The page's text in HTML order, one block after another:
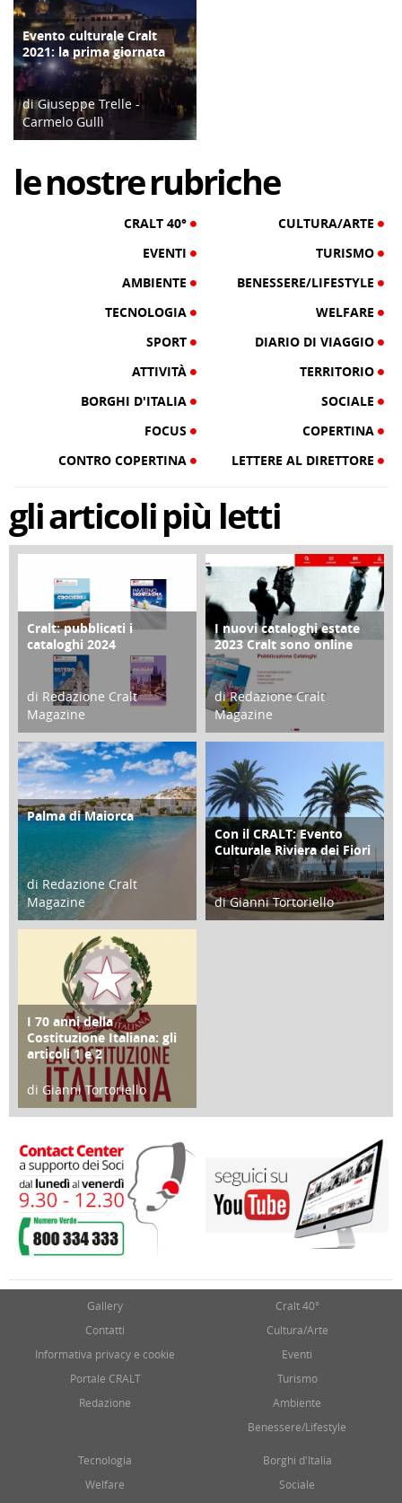
COPERTINA
Evento culturale Cralt
2021: la prima giornata
di Giuseppe Trelle -
Carmelo Gullì
lenostrerubriche
CRALT 40°
CULTURA/ARTE
EVENTI
TURISMO
AMBIENTE
BENESSERE/LIFESTYLE
TECNOLOGIA
WELFARE
SPORT
DIARIO DI VIAGGIO
ATTIVITÀ
TERRITORIO
BORGHI D'ITALIA
SOCIALE
FOCUS
COPERTINA
CONTRO COPERTINA
LETTERE AL DIRETTORE
gliarticolipiù letti
COPERTINA
Cralt: pubblicati i
cataloghi 2024
di Redazione Cralt
Magazine
21 Novembre 2023
CONTRO COPERTINA
I nuovi cataloghi estate
2023 Cralt sono online
di Redazione Cralt
Magazine
07 Marzo 2023
ATTIVITÀ
Palma di Maiorca
di Redazione Cralt
Magazine
25 Giugno 2016
ATTIVITÀ
Con il CRALT: Evento
Culturale Riviera dei Fiori
di Gianni Tortoriello
FOCUS
I 70 anni della
Costituzione Italiana: gli
articoli 1 e 2
di Gianni Tortoriello
17 Marzo 2018
Gallery
Contatti
Informativa privacy e cookie
Portale CRALT
Redazione
Cralt 40°
Cultura/Arte
Eventi
Turismo
Ambiente
Benessere/Lifestyle
Tecnologia
Welfare
Borghi d'Italia
Sociale